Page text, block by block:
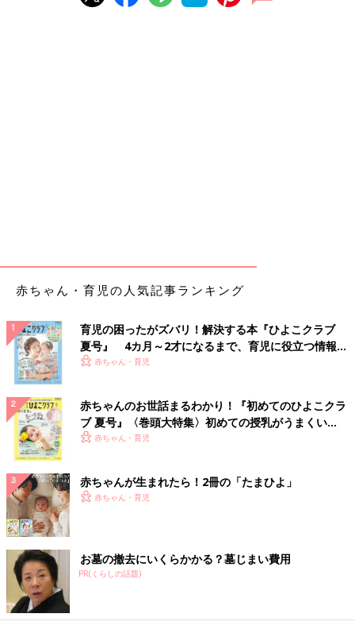
赤ちゃん・育児の人気記事ランキング
育児の困ったがズバリ！解決する本『ひよこクラブ
夏号』 4カ月～2才になるまで、育児に役立つ情報が
いっぱい！
赤ちゃん・育児
赤ちゃんのお世話まるわかり！『初めてのひよこクラ
ブ 夏号』〈巻頭大特集〉初めての授乳がうまくい
く！ おっぱい・ミルクの基本と夏のトラブル 解決テ
赤ちゃん・育児
赤ちゃんが生まれたら！2冊の「たまひよ」
赤ちゃん・育児
お墓の撤去にいくらかかる？墓じまい費用
PR(くらしの話題)